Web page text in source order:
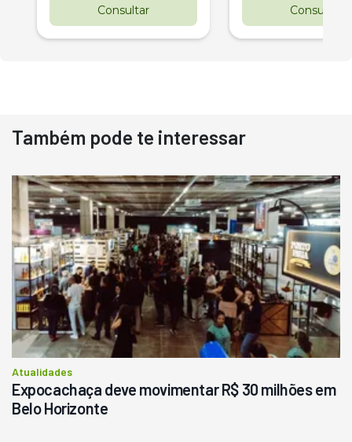
Consultar Consultar
Também pode te interessar
Atualidades
Expocachaça deve movimentar R$ 30 milhões em
Belo Horizonte